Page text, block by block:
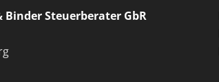
Binder Steuerberater GbR